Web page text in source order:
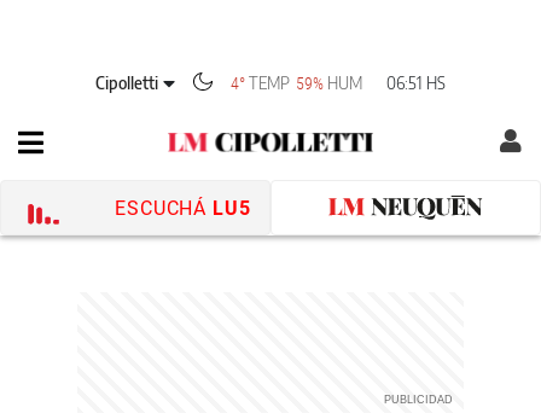
Cipolletti 4° TEMP 59% HUM 06:51 HS
ESCUCHÁ LU5